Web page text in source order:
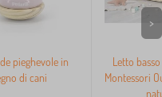
pieghevole in
di cani
Letto
Montessori
>